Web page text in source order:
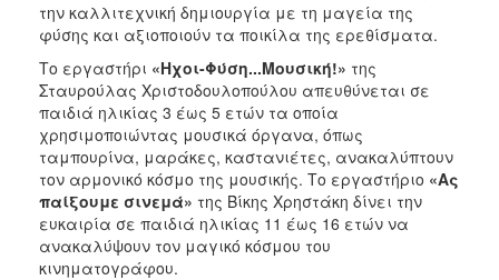
2011
ΔΗΜΟΣ
ΠΟΛΙΤΙΣΜΟΣ
ΑΝΘΕΚΤΙΚΗ
ΠΟΛΗ
την καλλιτεχνική δημιουργία με τη μαγεία της
φύσης και αξιοποιούν τα ποικίλα της ερεθίσματα.
Το εργαστήρι «Ηχοι-Φύση...Μουσική!» της
Σταυρούλας Χριστοδουλοπούλου απευθύνεται σε
παιδιά ηλικίας 3 έως 5 ετών τα οποία
χρησιμοποιώντας μουσικά όργανα, όπως
ταμπουρίνα, μαράκες, καστανιέτες, ανακαλύπτουν
τον αρμονικό κόσμο της μουσικής. Το εργαστήριο «Ας
παίξουμε σινεμά» της Βίκης Χρηστάκη δίνει την
ευκαιρία σε παιδιά ηλικίας 11 έως 16 ετών να
ανακαλύψουν τον μαγικό κόσμου του
κινηματογράφου.